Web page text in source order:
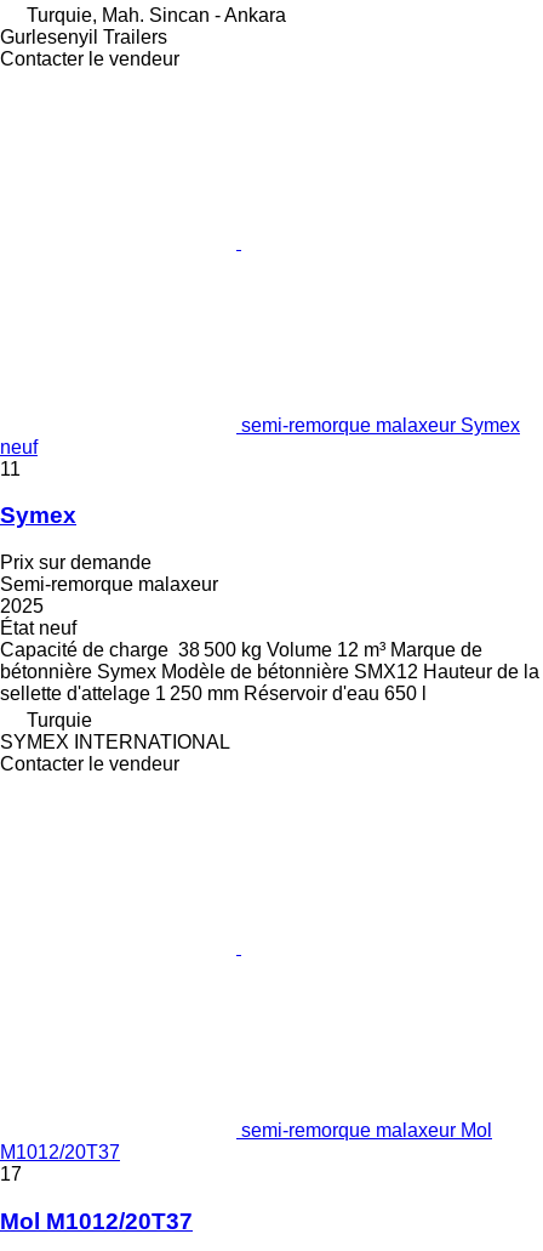
Turquie, Mah. Sincan - Ankara
Gurlesenyil Trailers
Contacter le vendeur
semi-remorque malaxeur Symex
neuf
11
Symex
Prix sur demande
Semi-remorque malaxeur
2025
État neuf
Capacité de charge 38 500 kg Volume 12 m³ Marque de
bétonnière Symex Modèle de bétonnière SMX12 Hauteur de la
sellette d'attelage 1 250 mm Réservoir d'eau 650 l
Turquie
SYMEX INTERNATIONAL
Contacter le vendeur
semi-remorque malaxeur Mol
M1012/20T37
17
Mol M1012/20T37